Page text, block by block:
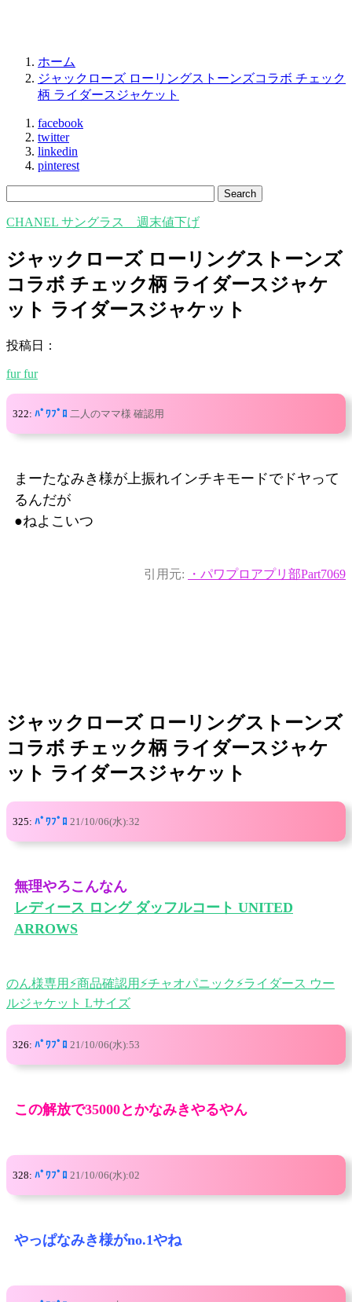
ホーム
ジャックローズ ローリングストーンズコラボ チェック
柄 ライダースジャケット
facebook
twitter
linkedin
pinterest
CHANEL サングラス 週末値下げ
ジャックローズ ローリングストーンズ
コラボ チェック柄 ライダースジャケ
ット ライダースジャケット
投稿日：
fur fur
322: ﾊﾟﾜﾌﾟﾛ 二人のママ様 確認用
まーたなみき様が上振れインチキモードでドヤって
るんだが
●ねよこいつ
引用元: ・パワプロアプリ部Part7069
ジャックローズ ローリングストーンズ
コラボ チェック柄 ライダースジャケ
ット ライダースジャケット
325: ﾊﾟﾜﾌﾟﾛ 21/10/06(水):32
無理やろこんなん
レディース ロング ダッフルコート UNITED
ARROWS
のん様専用⚡商品確認用⚡チャオパニック⚡ライダース ウー
ルジャケット Lサイズ
326: ﾊﾟﾜﾌﾟﾛ 21/10/06(水):53
この解放で35000とかなみきやるやん
328: ﾊﾟﾜﾌﾟﾛ 21/10/06(水):02
やっぱなみき様がno.1やね